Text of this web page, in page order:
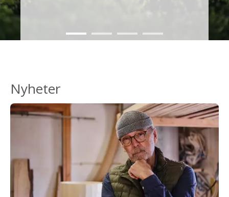
Nyheter